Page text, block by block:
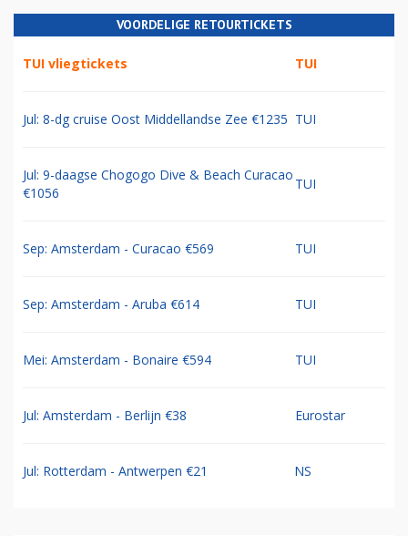
VOORDELIGE RETOURTICKETS
TUI vliegtickets TUI
Jul: 8-dg cruise Oost Middellandse Zee €1235 TUI
Jul: 9-daagse Chogogo Dive & Beach Curacao
€1056
TUI
Sep: Amsterdam - Curacao €569 TUI
Sep: Amsterdam - Aruba €614 TUI
Mei: Amsterdam - Bonaire €594 TUI
Jul: Amsterdam - Berlijn €38 Eurostar
Jul: Rotterdam - Antwerpen €21 NS